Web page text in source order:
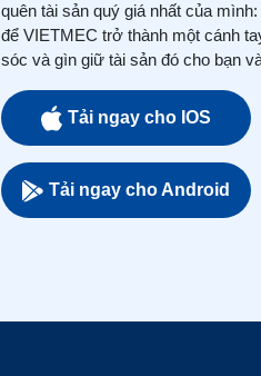
quên tài sản quý giá nhất của
để VIETMEC trở thành một cánh
sóc và gìn giữ tài sản đó cho bạn
Tải ngay cho IOS
Tải ngay cho Android